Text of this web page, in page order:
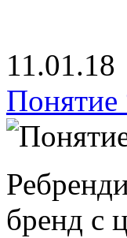
11.01.18
Понятие
бренд с